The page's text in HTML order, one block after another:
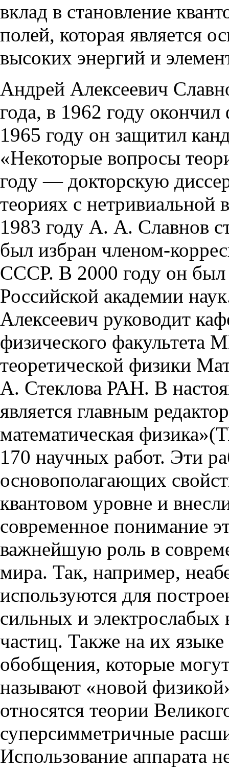
вклад в становление
полей, которая является
высоких энергий и
Андрей Алексеевич
года, в 1962 году
1965 году он защитил
«Некоторые вопросы
году — докторскую
теориях с
1983 году А. А. Славнов
был избран членом-
СССР. В 2000 году он был
Российской академии
Алексеевич руководит
физического факультета
теоретической физики
А. Стеклова РАН. В
является главным
математическая
170 научных работ. Эти
основополагающих
квантовом уровне и
современное понимание
важнейшую роль в
мира. Так, например,
используются для
сильных и электрослабых
частиц. Также на их
обобщения, которые
называют «новой
относятся теории
суперсимметричные
Использование аппарата